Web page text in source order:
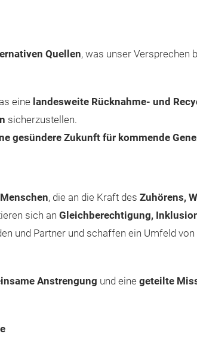
Quellen, was unser Versprechen
eine landesweite Rücknahme- und
sicherzustellen.
gesündere Zukunft für kommende
, die an die Kraft des Zuhörens,
sich an Gleichberechtigung,
und Partner und schaffen ein Umfeld von
Anstrengung und eine geteilte